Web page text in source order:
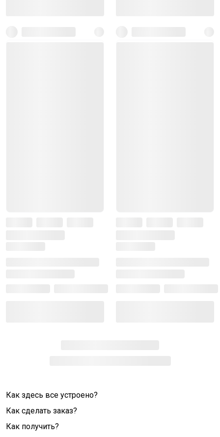
Как здесь все устроено?
Как сделать заказ?
Как получить?